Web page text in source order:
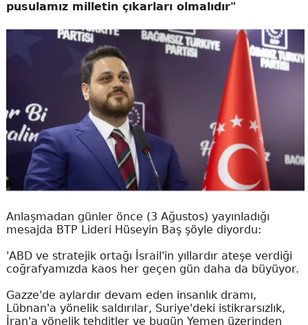
pusulamız milletin çıkarları olmalıdır"
Anlaşmadan günler önce (3 Ağustos) yayınladığı
mesajda BTP Lideri Hüseyin Baş şöyle diyordu:
'ABD ve stratejik ortağı İsrail'in yıllardır ateşe verdiği
coğrafyamızda kaos her geçen gün daha da büyüyor.
Gazze'de aylardır devam eden insanlık dramı,
Lübnan'a yönelik saldırılar, Suriye'deki istikrarsızlık,
İran'a yönelik tehditler ve bugün Yemen üzerinden